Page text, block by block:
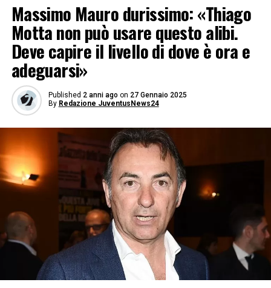
Massimo Mauro durissimo: «Thiago
Motta non può usare questo alibi.
Deve capire il livello di dove è ora e
adeguarsi»
Published 2 anni ago on 27 Gennaio 2025
By Redazione JuventusNews24